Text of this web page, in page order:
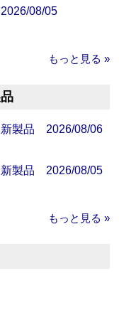
08/05
もっと見る »
新製品 2026/08/06
新製品 2026/08/05
もっと見る »